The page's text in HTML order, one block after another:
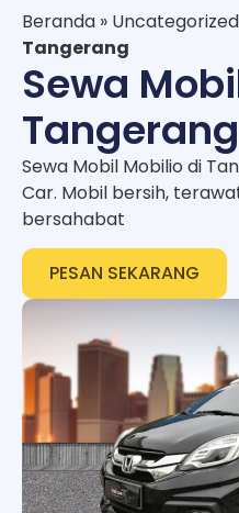
Beranda » Uncategorized
Tangerang
Sewa
Tangerang
Sewa Mobil Mobilio di
Car. Mobil bersih,
bersahabat
PESAN SEKARANG